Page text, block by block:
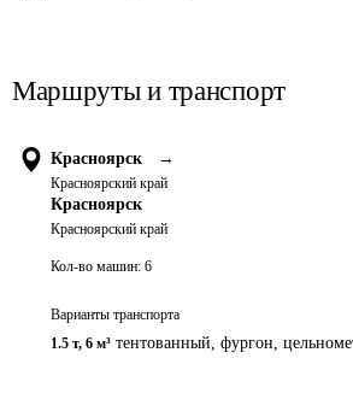
Маршруты и транспорт
Красноярск →
Красноярский край
Красноярск
Красноярский край
Кол-во машин: 6
Варианты транспорта
1.5 т, 6 м³ тентованный, фургон,